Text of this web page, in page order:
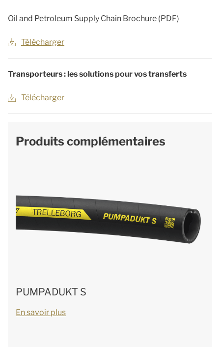
Oil and Petroleum Supply Chain Brochure (PDF)
Télécharger
Transporteurs : les solutions pour vos transferts
Télécharger
Produits complémentaires
PUMPADUKT S
En savoir plus